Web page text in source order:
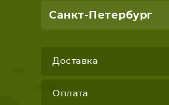
Санкт-Петербург
Доставка
Оплата